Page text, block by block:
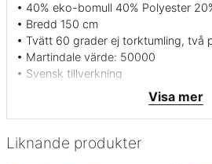
Liknande produkter
• 40% eko-bomull 40% Polyester
• Bredd 150 cm
• Tvätt 60 grader ej torktumling, två
• Martindale värde: 50000
• Svensk tillverkning
• Leveransvillkor: Beställningsvara,
ingen returrätt.
Berghems möbeltyg Lill - Enfärgad
Visa mer